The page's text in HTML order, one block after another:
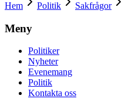
Hem
Politik Sakfrågor
Meny
Politiker
Nyheter
Evenemang
Politik
Kontakta oss